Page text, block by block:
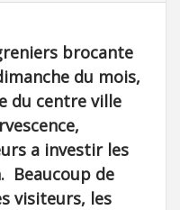
brocante
du mois,
du centre ville
a investir les
Beaucoup de
visiteurs, les